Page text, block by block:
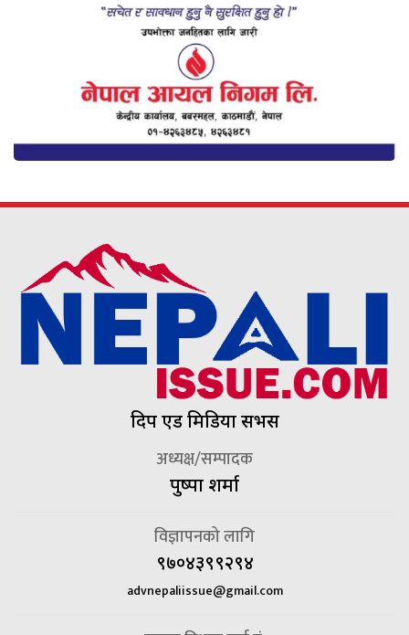
दिप एड मिडिया सर्भिस
अध्यक्ष/सम्पादक
पुष्पा शर्मा
विज्ञापनको लागि
९७०४३९९२९४
advnepaliissue@gmail.com